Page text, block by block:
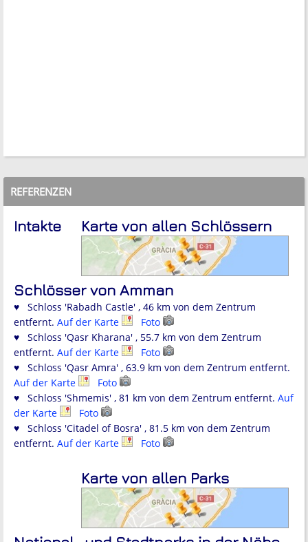
REFERENZEN
Karte von allen Schlössern
Intakte
Schlösser von Amman
♥ Schloss 'Rabadh Castle' , 46 km von dem Zentrum
entfernt. Auf der Karte
Foto
♥ Schloss 'Qasr Kharana' , 55.7 km von dem Zentrum
entfernt. Auf der Karte
Foto
♥ Schloss 'Qasr Amra' , 63.9 km von dem Zentrum entfernt.
Auf der Karte
Foto
♥ Schloss 'Shmemis' , 81 km von dem Zentrum entfernt. Auf
der Karte
Foto
♥ Schloss 'Citadel of Bosra' , 81.5 km von dem Zentrum
entfernt. Auf der Karte Foto
Karte von allen Parks